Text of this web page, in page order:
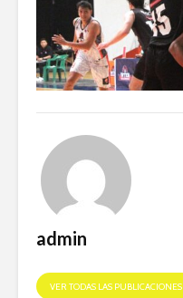
admin
VER TODAS LAS PUBLICACIONES